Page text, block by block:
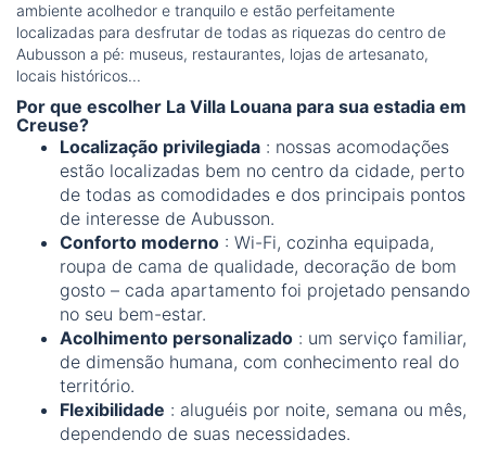
ambiente acolhedor e tranquilo e estão perfeitamente
localizadas para desfrutar de todas as riquezas do centro de
Aubusson a pé: museus, restaurantes, lojas de artesanato,
locais históricos...
Por que escolher La Villa Louana para sua estadia em
Creuse?
Localização privilegiada : nossas acomodações
estão localizadas bem no centro da cidade, perto
de todas as comodidades e dos principais pontos
de interesse de Aubusson.
Conforto moderno : Wi-Fi, cozinha equipada,
roupa de cama de qualidade, decoração de bom
gosto – cada apartamento foi projetado pensando
no seu bem-estar.
Acolhimento personalizado : um serviço familiar,
de dimensão humana, com conhecimento real do
território.
Flexibilidade : aluguéis por noite, semana ou mês,
dependendo de suas necessidades.